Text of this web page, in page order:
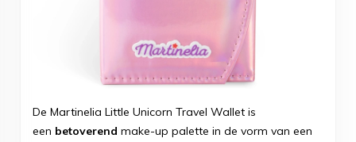
De Martinelia Little Unicorn Travel Wallet is
een betoverend make-up palette in de vorm van een